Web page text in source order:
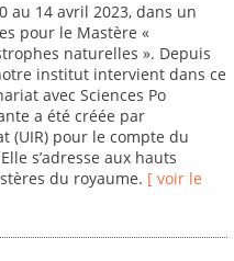
au 14 avril 2023, dans un
pour le Mastère «
naturelles ». Depuis
institut intervient dans ce
avec Sciences Po
a été créée par
(UIR) pour le compte du
s’adresse aux hauts
du royaume. [ voir le